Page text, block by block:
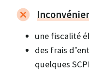
une fiscalité
des frais
quelques